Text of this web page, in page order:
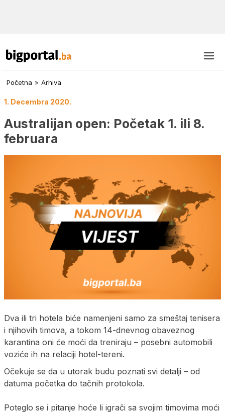
Početna » Arhiva
1. Decembra 2020.
Australijan open: Početak 1. ili 8.
februara
Dva ili tri hotela biće namenjeni samo za smeštaj tenisera
i njihovih timova, a tokom 14-dnevnog obaveznog
karantina oni će moći da treniraju – posebni automobili
voziće ih na relaciji hotel-tereni.
Očekuje se da u utorak budu poznati svi detalji – od
datuma početka do tačnih protokola.
Poteglo se i pitanje hoće li igrači sa svojim timovima moći